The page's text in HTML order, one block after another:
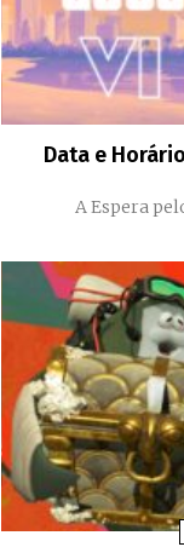
Data e